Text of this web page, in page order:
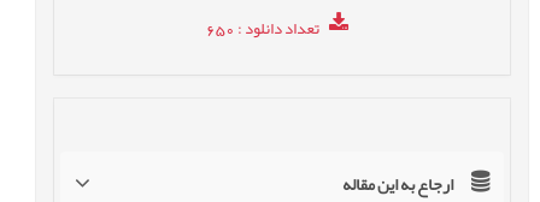
تعداد دانلود: 650
ارجاع به این مقاله